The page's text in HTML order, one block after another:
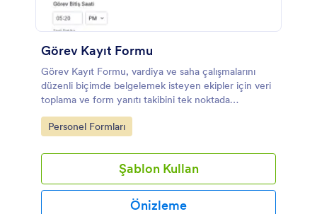
Görev Kayıt Formu
Görev Kayıt Formu, vardiya ve saha çalışmalarını
düzenli biçimde belgelemek isteyen ekipler için veri
toplama ve form yanıtı takibini tek noktada
birleştiren pratik bir form şablonudur.
Go to Category:
Personel Formları
Şablon Kullan
Önizleme